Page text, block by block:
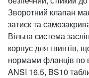
Зворотний клапан
затиск та
Вільна система
корпус для гвинтів,
нормами фланців по
ANSI 16.5, BS10